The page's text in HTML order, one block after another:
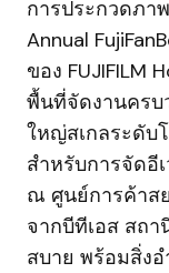
การประกวดภา
Annual
ของ FUJIFILM
พื้นที่จัดงานครบ
ใหญ่สเกลระดับ
สำหรับการจัดอี
ณ ศูนย์การค้าส
จากบีทีเอส สถ
สบาย พร้อมสิ่ง